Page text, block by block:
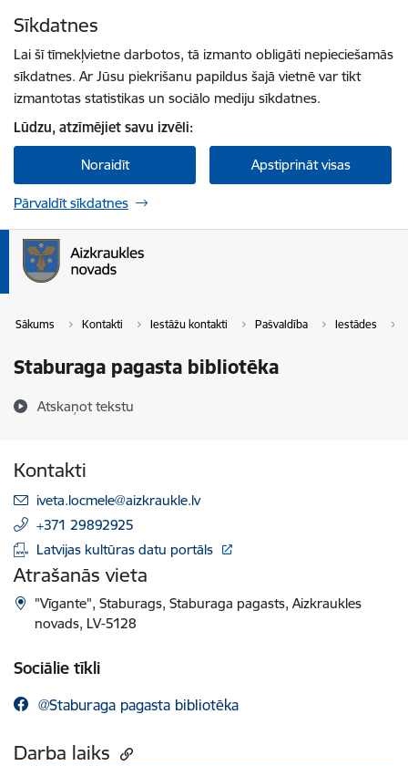
Sīkdatnes
Lai šī tīmekļvietne darbotos, tā izmanto obligāti nepieciešamās
sīkdatnes. Ar Jūsu piekrišanu papildus šajā vietnē var tikt
izmantotas statistikas un sociālo mediju sīkdatnes.
Lūdzu, atzīmējiet savu izvēli:
Noraidīt Apstiprināt visas
Pārvaldīt sīkdatnes
Sākums Kontakti Iestāžu kontakti Pašvaldība Iestādes
Staburaga pagasta bibliotēka
Atskaņot tekstu
Kontakti
E-pasts:
iveta.locmele@aizkraukle.lv
+371 29892925
Latvijas kultūras datu portāls
Atrašanās vieta
"Vīgante", Staburags, Staburaga pagasts, Aizkraukles
novads, LV-5128
Sociālie tīkli
@Staburaga pagasta bibliotēka
Darba laiks